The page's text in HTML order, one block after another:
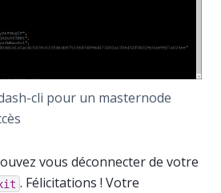
cli pour un masternode
vous déconnecter de votre
. Félicitations ! Votre